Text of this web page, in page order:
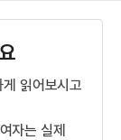
읽어보시고
자는 실제